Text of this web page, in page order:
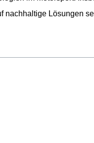
nachhaltige Lösungen